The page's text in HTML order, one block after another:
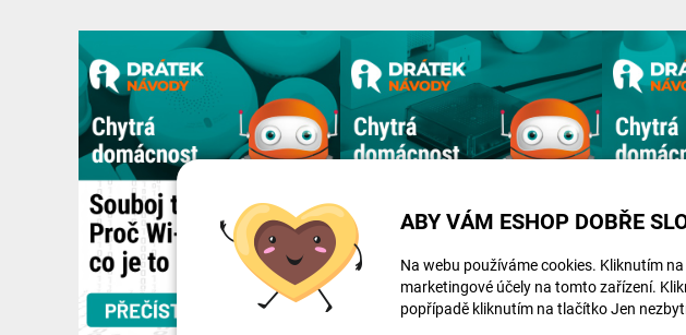
ABY VÁM ESHOP DOBŘE
Na webu používáme cookies. Kliknutím
marketingové účely na tomto zařízení.
popřípadě kliknutím na tlačítko Jen